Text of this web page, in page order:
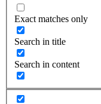
Exact matches only
Search in title
Search in content